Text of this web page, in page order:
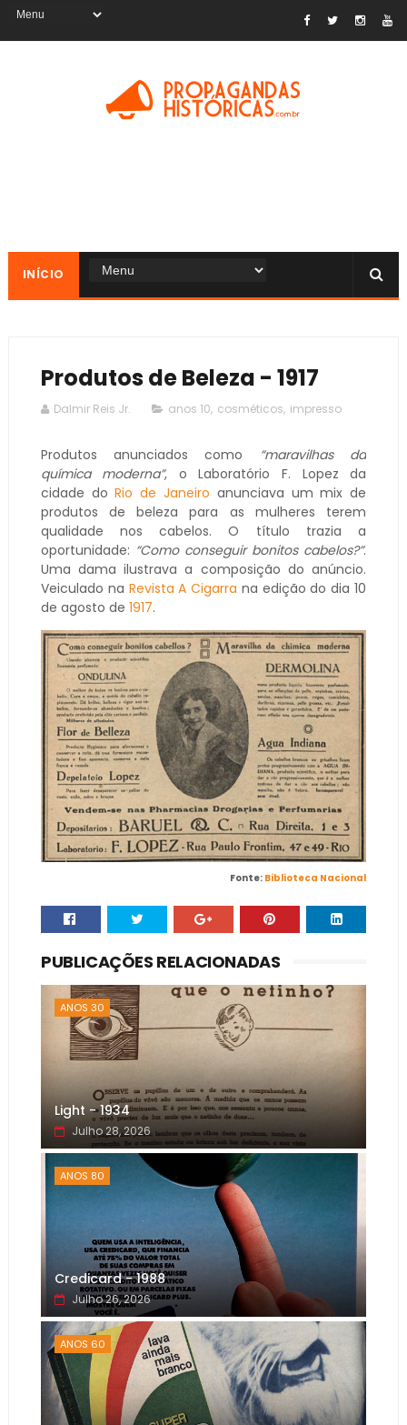
INÍCIO
Produtos de Beleza - 1917
Dalmir Reis Jr. anos 10, cosméticos, impresso
Produtos anunciados como
“maravilhas da
química moderna”, o Laboratório F. Lopez da
cidade doRio de Janeiro anunciava um mix de
produtos de beleza para as mulheres terem
qualidade nos cabelos. O título trazia a
oportunidade: “Como conseguir bonitos cabelos?”.
Uma dama ilustrava a composição do anúncio.
Veiculado na Revista A Cigarra na edição do dia 10
de agosto de 1917.
Fonte: Biblioteca Nacional
PUBLICAÇÕES RELACIONADAS
ANOS 30
Light - 1934
Julho 28, 2026
ANOS 80
Credicard - 1988
Julho 26, 2026
ANOS 60